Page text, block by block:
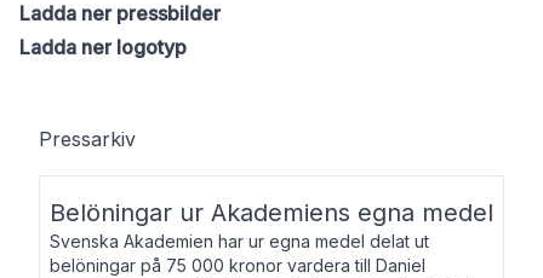
Ladda ner pressbilder
Ladda ner logotyp
Pressarkiv
Belöningar ur Akademiens egna medel
Svenska Akademien har ur egna medel delat ut
belöningar på 75 000 kronor vardera till Daniel